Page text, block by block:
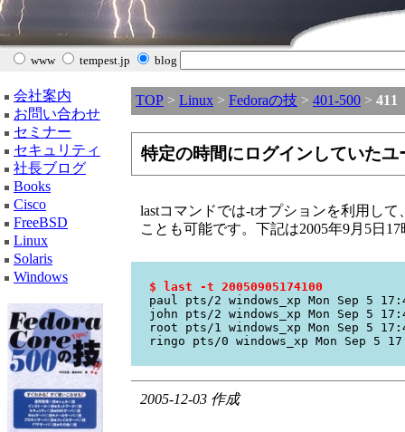
www tempest.jp blog
会社案内
お問い合わせ
セミナー
セキュリティ
社長ブログ
Books
Cisco
FreeBSD
Linux
Solaris
Windows
TOP > Linux > Fedoraの技 > 401-500 > 411
特定の時間にログインしていたユ
lastコマンドでは-tオプションを利用し
ことも可能です。下記は2005年9月5日
$ last -t 20050905174100
paul pts/2 windows_xp Mon Sep 5
john pts/2 windows_xp Mon Sep 5
root pts/1 windows_xp Mon Sep 5
ringo pts/0 windows_xp Mon Sep 5
2005-12-03 作成